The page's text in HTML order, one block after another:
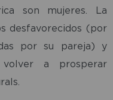
son mujeres. La
desfavorecidos (por
por su pareja) y
a prosperar